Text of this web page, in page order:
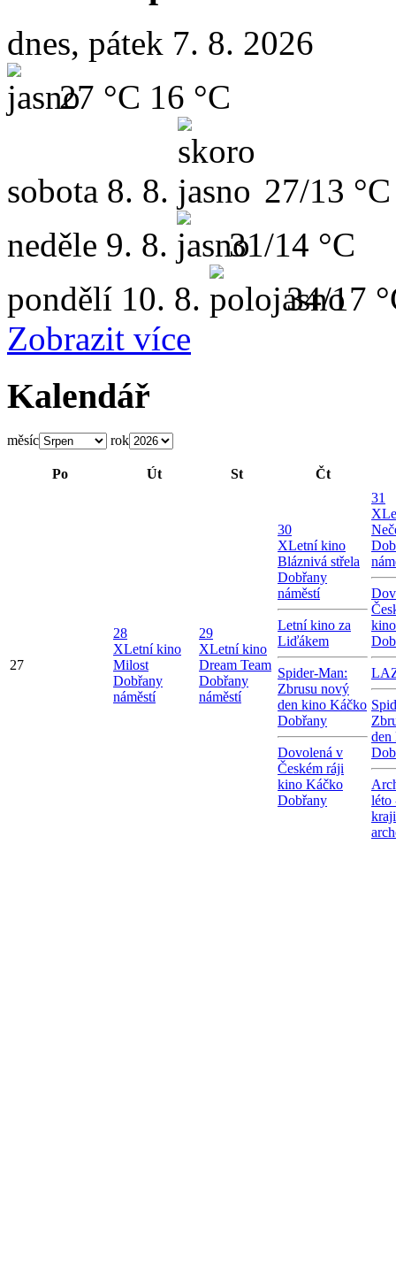
dnes, pátek 7. 8. 2026
27 °C 16 °C
sobota 8. 8.
27/13 °C
neděle 9. 8.
31/14 °C
pondělí 10. 8.
34/17
Zobrazit více
Kalendář
měsíc rok
Po Út St Čt
27
28
XLetní kino
Milost
Dobřany
náměstí
29
XLetní kino
Dream Team
Dobřany
náměstí
30
XLetní kino
Bláznivá střela
Dobřany
náměstí
Letní kino za
Liďákem
Spider-Man:
Zbrusu nový
den kino Káčko
Dobřany
Dovolená v
Českém ráji
kino Káčko
Dobřany
31
X
den
léto